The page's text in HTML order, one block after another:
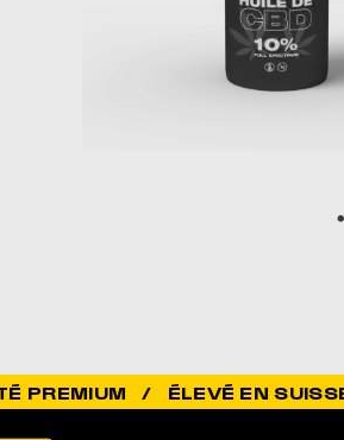
/ ÉLEVÉ EN SUISSE / BIO